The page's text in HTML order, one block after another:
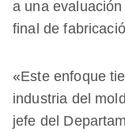
a una
final de
«Este enfoque
industria del
jefe del